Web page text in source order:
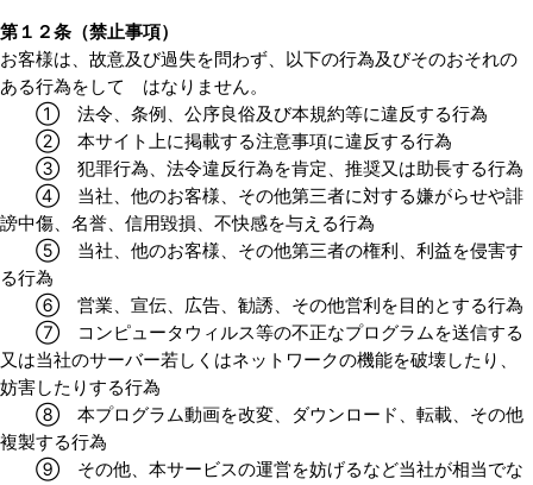
第１２条（禁止事項）
お客様は、故意及び過失を問わず、以下の行為及びそのおそれの
ある行為をして はなりません。
① 法令、条例、公序良俗及び本規約等に違反する行為
② 本サイト上に掲載する注意事項に違反する行為
③ 犯罪行為、法令違反行為を肯定、推奨又は助長する行為
④ 当社、他のお客様、その他第三者に対する嫌がらせや誹
謗中傷、名誉、信用毀損、不快感を与える行為
⑤ 当社、他のお客様、その他第三者の権利、利益を侵害す
る行為
⑥ 営業、宣伝、広告、勧誘、その他営利を目的とする行為
⑦ コンピュータウィルス等の不正なプログラムを送信する
又は当社のサーバー若しくはネットワークの機能を破壊したり、
妨害したりする行為
⑧ 本プログラム動画を改変、ダウンロード、転載、その他
複製する行為
⑨ その他、本サービスの運営を妨げるなど当社が相当でな